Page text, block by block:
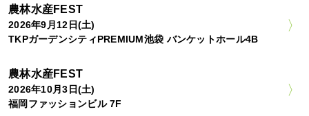
農林水産FEST
2026年9月12日(土)
TKPガーデンシティPREMIUM池袋 バンケットホール4B
農林水産FEST
2026年10月3日(土)
福岡ファッションビル 7F